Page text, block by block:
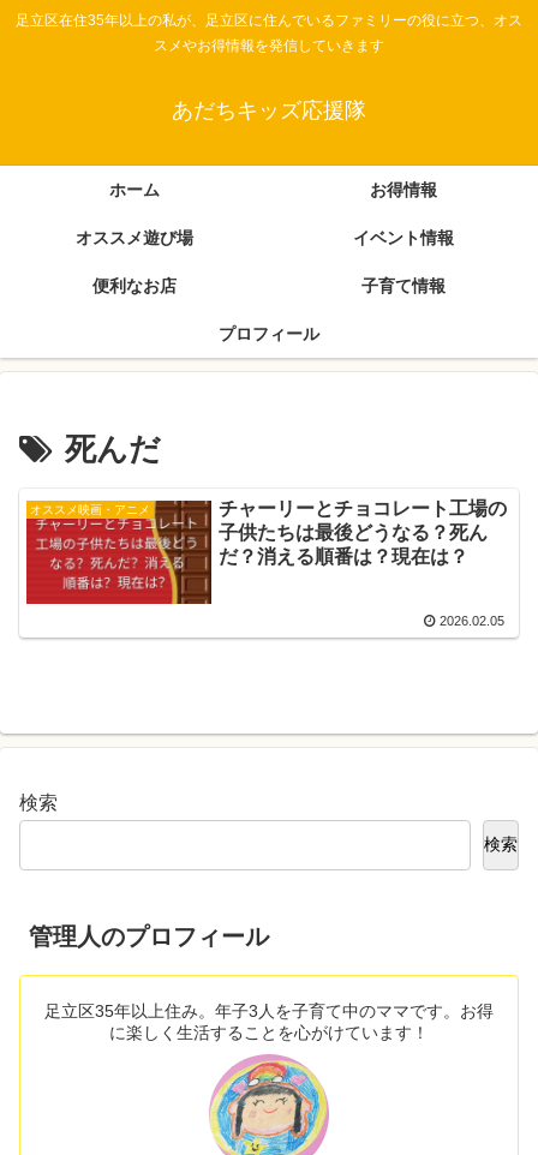
足立区在住35年以上の私が、足立区に住んでいるファミリーの役に立つ、オス
スメやお得情報を発信していきます
あだちキッズ応援隊
ホーム お得情報
オススメ遊び場 イベント情報
便利なお店 子育て情報
プロフィール
死んだ
オススメ映画・アニメ
チャーリーとチョコレート工場の
子供たちは最後どうなる？死ん
だ？消える順番は？現在は？
2026.02.05
検索
検索
管理人のプロフィール
足立区35年以上住み。年子3人を子育て中のママです。お得
に楽しく生活することを心がけています！